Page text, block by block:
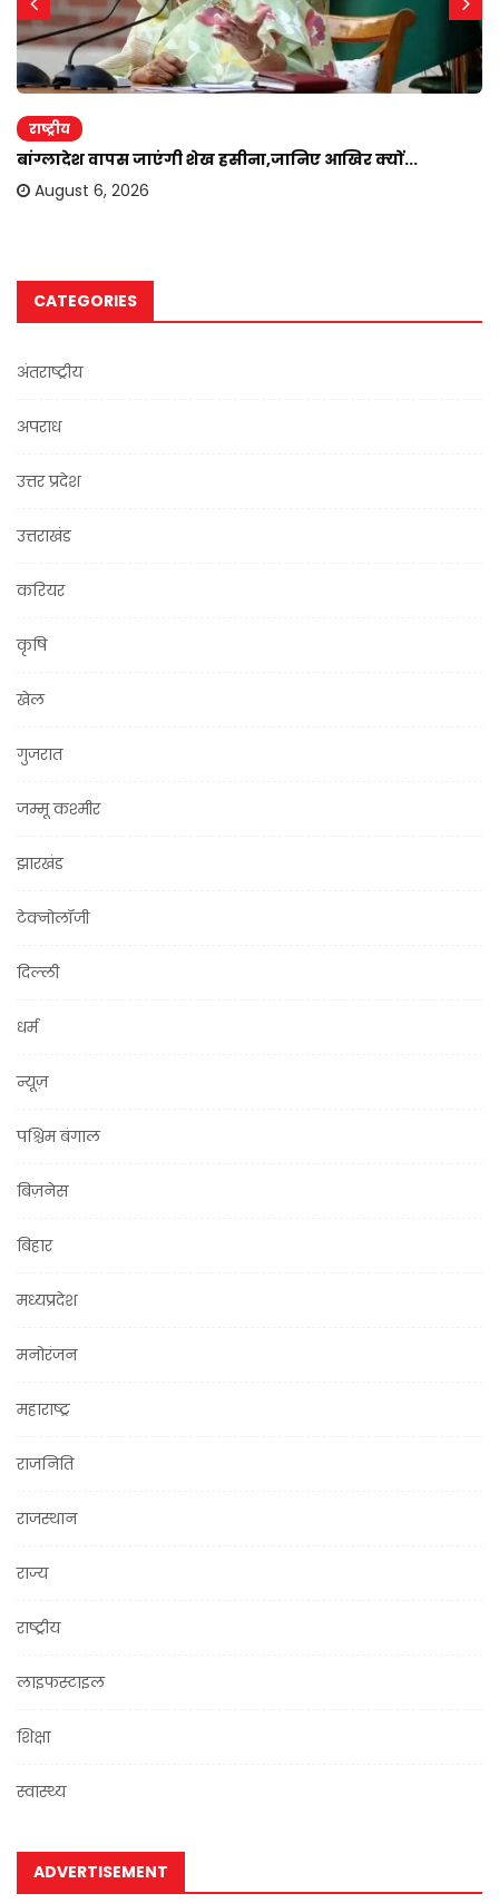
राष्ट्रीय
बांग्लादेश वापस जाएंगी शेख हसीना,जानिए आखिर क्यों...
August 6, 2026
CATEGORIES
अंतराष्ट्रीय
अपराध
उत्तर प्रदेश
उत्तराखंड
करियर
कृषि
खेल
गुजरात
जम्मू कश्मीर
झारखंड
टेक्नोलॉजी
दिल्ली
धर्म
न्यूज़
पश्चिम बंगाल
बिज़नेस
बिहार
मध्यप्रदेश
मनोरंजन
महाराष्ट्र
राजनिति
राजस्थान
राज्य
राष्ट्रीय
लाइफस्टाइल
शिक्षा
स्वास्थ्य
ADVERTISEMENT